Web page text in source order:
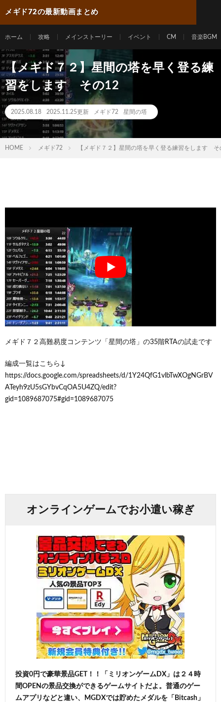
メギド72の最新動画まとめ
ホーム 攻略 メインストーリー イベント CM 音楽BGM
【メギド７２】星間の塔を早く登る練
習をします その12
2025.08.18 2025.11.25更新 メギド72 星間の塔
HOME メギド72 【メギド７２】星間の塔を早く登る練習をします そ
メギド７２高難易度コンテンツ「星間の塔」の35階RTAの試走です
編成一覧はこちら↓
https://docs.google.com/spreadsheets/d/1Y24QfG1vlbTwXOgNGrBV
ATeyh9zU5sGYbvCqOA5U4ZQ/edit?
gid=1089687075#gid=1089687075
オンラインゲームでお小遣い稼ぎ
投資0円で豪華景品GET！！「ミリオンゲームDX」は２４時
間OPENの景品交換ができるゲームサイトだよ。普通のゲー
ムアプリなどと違い、MGDXでは貯めたメダルを「Bitcash」